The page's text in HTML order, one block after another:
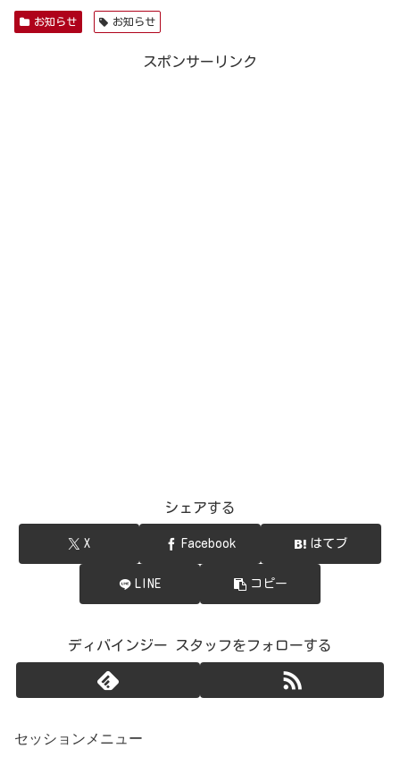
お知らせ お知らせ
スポンサーリンク
シェアする
X Facebook はてブ
LINE コピー
ディバインジー スタッフをフォローする
セッションメニュー